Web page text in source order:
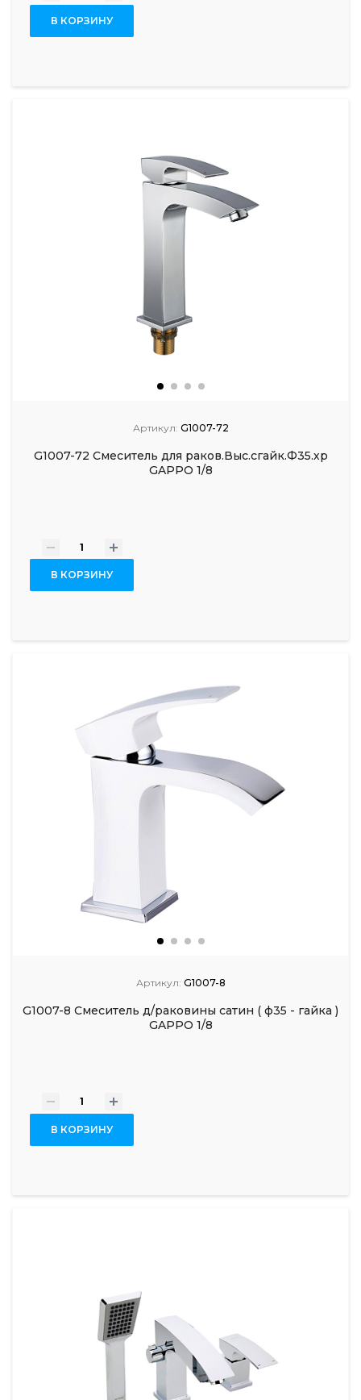
В КОРЗИНУ
Артикул: G1007-72
G1007-72 Смеситель для раков.Выс.сгайк.Ф35.хр
GAPPO 1/8
- +
В КОРЗИНУ
Артикул: G1007-8
G1007-8 Смеситель д/раковины сатин ( ф35 - гайка )
GAPPO 1/8
- +
В КОРЗИНУ